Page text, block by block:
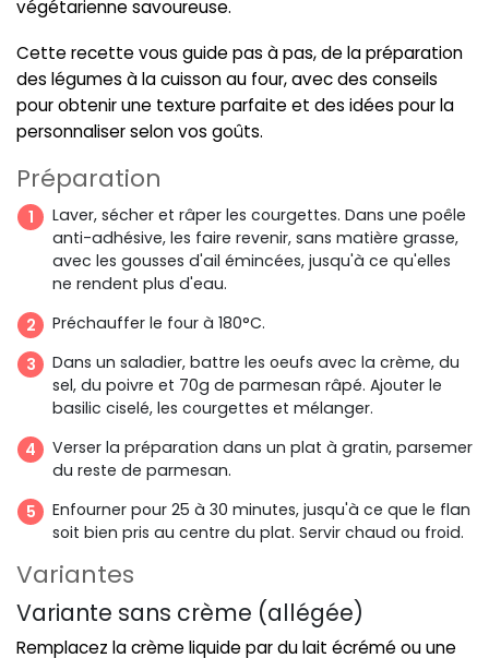
végétarienne savoureuse.
Cette recette vous guide pas à pas, de la préparation
des légumes à la cuisson au four, avec des conseils
pour obtenir une texture parfaite et des idées pour la
personnaliser selon vos goûts.
Préparation
Laver, sécher et râper les courgettes. Dans une poêle
anti-adhésive, les faire revenir, sans matière grasse,
avec les gousses d'ail émincées, jusqu'à ce qu'elles
ne rendent plus d'eau.
Préchauffer le four à 180°C.
Dans un saladier, battre les oeufs avec la crème, du
sel, du poivre et 70g de parmesan râpé. Ajouter le
basilic ciselé, les courgettes et mélanger.
Verser la préparation dans un plat à gratin, parsemer
du reste de parmesan.
Enfourner pour 25 à 30 minutes, jusqu'à ce que le flan
soit bien pris au centre du plat. Servir chaud ou froid.
Variantes
Variante sans crème (allégée)
Remplacez la crème liquide par du lait écrémé ou une